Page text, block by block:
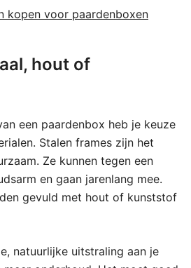
kopen voor paardenboxen
hout of
een paardenbox heb je keuze
Stalen frames zijn het
Ze kunnen tegen een
en gaan jarenlang mee.
gevuld met hout of kunststof
natuurlijke uitstraling aan je